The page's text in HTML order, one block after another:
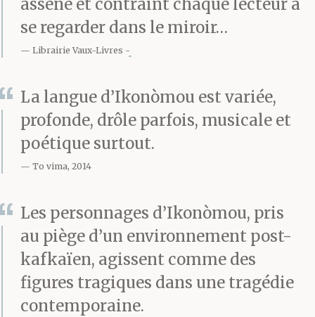
assène et contraint chaque lecteur à
se regarder dans le miroir…
Librairie Vaux-Livres
La langue d’Ikonòmou est variée,
profonde, drôle parfois, musicale et
poétique surtout.
To vima, 2014
Les personnages d’Ikonòmou, pris
au piège d’un environnement post-
kafkaïen, agissent comme des
figures tragiques dans une tragédie
contemporaine.